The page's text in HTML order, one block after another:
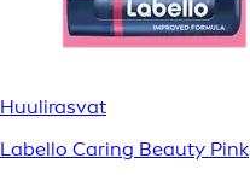
Huulirasvat
Labello Caring Beauty Pink